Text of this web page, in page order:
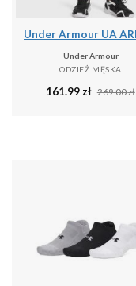
Under Armour
ODZIEŻ MĘSKA
161.99 zł 269.00zł